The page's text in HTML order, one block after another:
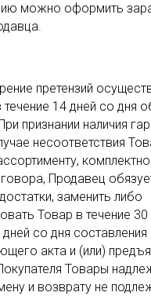
можно оформить
претензий
14 дней со дня
признании наличия
несоответствия
Продавец
заменить либо
Товар в течение 30
со дня составления
акта и (или)
Товары
и возврату не